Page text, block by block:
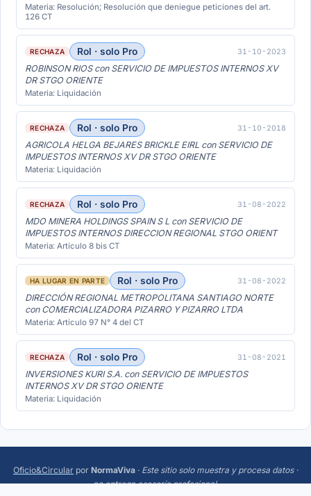
Materia: Resolución; Resolución que deniegue peticiones del art.
126 CT
RECHAZA Rol · solo Pro 31-10-2023
ROBINSON RIOS con SERVICIO DE IMPUESTOS INTERNOS XV
DR STGO ORIENTE
Materia: Liquidación
RECHAZA Rol · solo Pro 31-10-2018
AGRICOLA HELGA BEJARES BRICKLE EIRL con SERVICIO DE
IMPUESTOS INTERNOS XV DR STGO ORIENTE
Materia: Liquidación
RECHAZA Rol · solo Pro 31-08-2022
MDO MINERA HOLDINGS SPAIN S L con SERVICIO DE
IMPUESTOS INTERNOS DIRECCION REGIONAL STGO ORIENT
Materia: Artículo 8 bis CT
HA LUGAR EN PARTE Rol · solo Pro 31-08-2022
DIRECCIÓN REGIONAL METROPOLITANA SANTIAGO NORTE
con COMERCIALIZADORA PIZARRO Y PIZARRO LTDA
Materia: Artículo 97 N° 4 del CT
RECHAZA Rol · solo Pro 31-08-2021
INVERSIONES KURI S.A. con SERVICIO DE IMPUESTOS
INTERNOS XV DR STGO ORIENTE
Materia: Liquidación
Oficio&Circular por NormaViva · Este sitio solo muestra y procesa datos ·
no entrega asesoría profesional.